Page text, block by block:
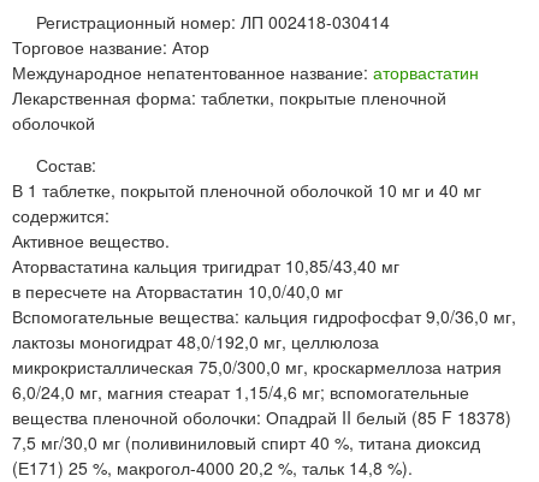
Регистрационный номер: ЛП 002418-030414
Торговое название: Атор
Международное непатентованное название: аторвастатин
Лекарственная форма: таблетки, покрытые пленочной
оболочкой
Состав:
В 1 таблетке, покрытой пленочной оболочкой 10 мг и 40 мг
содержится:
Активное вещество.
Аторвастатина кальция тригидрат 10,85/43,40 мг
в пересчете на Аторвастатин 10,0/40,0 мг
Вспомогательные вещества: кальция гидрофосфат 9,0/36,0 мг,
лактозы моногидрат 48,0/192,0 мг, целлюлоза
микрокристаллическая 75,0/300,0 мг, кроскармеллоза натрия
6,0/24,0 мг, магния стеарат 1,15/4,6 мг; вспомогательные
вещества пленочной оболочки: Опадрай II белый (85 F 18378)
7,5 мг/30,0 мг (поливиниловый спирт 40 %, титана диоксид
(Е171) 25 %, макрогол-4000 20,2 %, тальк 14,8 %).